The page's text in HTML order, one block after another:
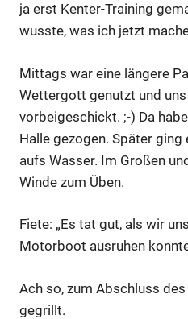
ja erst Kenter-Training
wusste, was ich jetzt
Mittags war eine längere
Wettergott genutzt und
vorbeigeschickt. ;-) Da
Halle gezogen. Später
aufs Wasser. Im Großen
Winde zum Üben.
Fiete: „Es tat gut, als wir
Motorboot ausruhen
Ach so, zum Abschluss
gegrillt.